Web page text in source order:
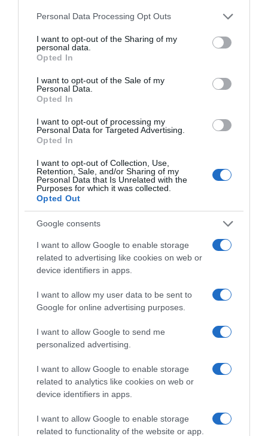
Please note that this website/app uses one or more Google
not limited to your visit or usage behaviour. You may click to
grant or deny consent to Google and its third-party tags to
use your data for below specified purposes in below Google
consent section.
Personal Data Processing Opt Outs
I want to opt-out of the Sharing of my
personal data.
Opted In
I want to opt-out of the Sale of my
Personal Data.
Opted In
I want to opt-out of processing my
Personal Data for Targeted Advertising.
Opted In
I want to opt-out of Collection, Use,
Retention, Sale, and/or Sharing of my
Personal Data that Is Unrelated with the
Purposes for which it was collected.
Opted Out
Google consents
I want to allow Google to enable storage
related to advertising like cookies on web or
device identifiers in apps.
I want to allow my user data to be sent to
Google for online advertising purposes.
I want to allow Google to send me
personalized advertising.
I want to allow Google to enable storage
related to analytics like cookies on web or
device identifiers in apps.
I want to allow Google to enable storage
related to functionality of the website or app.
Γραμματικός και τόνισε ότι η Πειραιώς ως
ηγέτης της αγοράς, βλέπει το νέο κανονισμό
όχι ως απειλή, αλλά ως επιτάχυνση
«Επενδύουμε στην τεχνολογική μας βάση,
διαμορφώνουμε νέα μοντέλα συνεργασίας,
και εστιάζουμε στην εμπειρία πελάτη. Το
μέλλον των πληρωμών δεν είναι ούτε μόνο
ταχύτητα, ούτε μόνο κόστος. Είναι πλαίσιο,
αμεσότητα, ασφάλεια και εμπιστοσύνη. Και ο
ρόλος των τραπεζών είναι να συνδυάσουν
πελάτη».
ΔΙΑΦΗΜΙΣΗ